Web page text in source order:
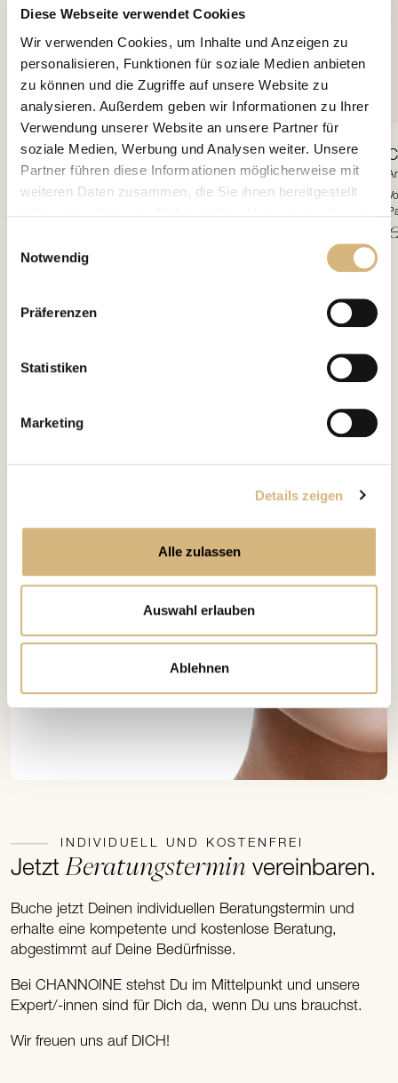
Diese Webseite verwendet Cookies
Wir verwenden Cookies, um Inhalte und Anzeigen zu
personalisieren, Funktionen für soziale Medien anbieten
zu können und die Zugriffe auf unsere Website zu
analysieren. Außerdem geben wir Informationen zu Ihrer
Verwendung unserer Website an unsere Partner für
soziale Medien, Werbung und Analysen weiter. Unsere
Partner führen diese Informationen möglicherweise mit
weiteren Daten zusammen, die Sie ihnen bereitgestellt
und im
mehr darüber, wer wir sind, wie Sie uns
kontaktieren können und wie wir personenbezogene
Notwendig
Präferenzen
Statistiken
Marketing
Details zeigen
Alle zulassen
Auswahl erlauben
Ablehnen
One-Touch CHANNOINE Beauty Case
Artikelnr. 35100
Dieses einzigartige Beauty Case ist mit einem speziell entwickelten hydraulischen
INDIVIDUELL UND KOSTENFREI
JetztBeratungstermin vereinbaren.
Buche jetzt Deinen individuellen Beratungstermin und
erhalte eine kompetente und kostenlose Beratung,
abgestimmt auf Deine Bedürfnisse.
Bei CHANNOINE stehst Du im Mittelpunkt und unsere
Expert/-innen sind für Dich da, wenn Du uns brauchst.
Wir freuen uns auf DICH!